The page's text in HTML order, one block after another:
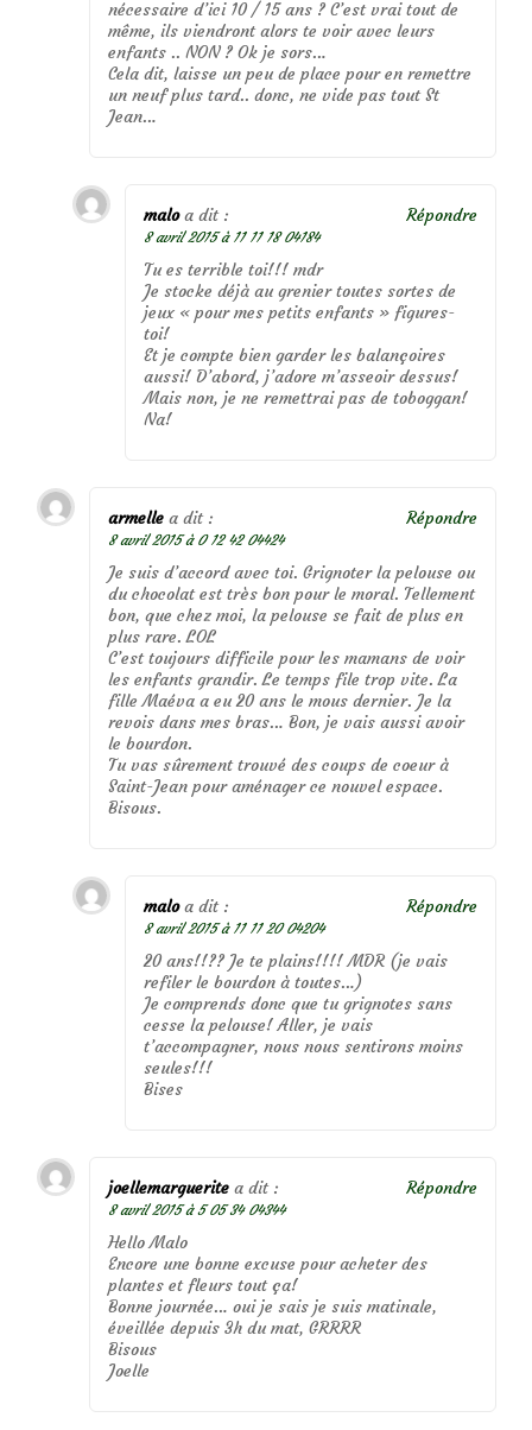
nécessaire d’ici 10 / 15 ans ? C’est vrai tout de
même, ils viendront alors te voir avec leurs
enfants .. NON ? Ok je sors…
Cela dit, laisse un peu de place pour en remettre
un neuf plus tard.. donc, ne vide pas tout St
Jean…
malo a dit :
8 avril 2015 à 11 11 18 04184
Tu es terrible toi!!! mdr
Je stocke déjà au grenier toutes sortes de
jeux « pour mes petits enfants » figures-
toi!
Et je compte bien garder les balançoires
aussi! D’abord, j’adore m’asseoir dessus!
Mais non, je ne remettrai pas de toboggan!
Na!
Répondre
armelle a dit :
8 avril 2015 à 0 12 42 04424
Je suis d’accord avec toi. Grignoter la pelouse ou
du chocolat est très bon pour le moral. Tellement
bon, que chez moi, la pelouse se fait de plus en
plus rare. LOL
C’est toujours difficile pour les mamans de voir
les enfants grandir. Le temps file trop vite. La
fille Maéva a eu 20 ans le mous dernier. Je la
revois dans mes bras… Bon, je vais aussi avoir
le bourdon.
Tu vas sûrement trouvé des coups de coeur à
Saint-Jean pour aménager ce nouvel espace.
Bisous.
Répondre
malo a dit :
8 avril 2015 à 11 11 20 04204
20 ans!!?? Je te plains!!!! MDR (je vais
refiler le bourdon à toutes…)
Je comprends donc que tu grignotes sans
cesse la pelouse! Aller, je vais
t’accompagner, nous nous sentirons moins
seules!!!
Bises
Répondre
joellemarguerite a dit :
8 avril 2015 à 5 05 34 04344
Hello Malo
Encore une bonne excuse pour acheter des
plantes et fleurs tout ça!
Bonne journée… oui je sais je suis matinale,
éveillée depuis 3h du mat, GRRRR
Bisous
Joelle
Répondre